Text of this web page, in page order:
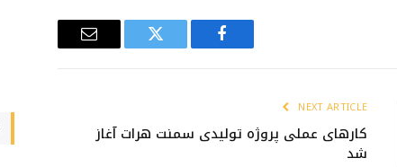
Facebook
Twitter
Email
NEXT ARTICLE
کارهای عملی پروژه تولیدی سمنت هرات آغاز
شد